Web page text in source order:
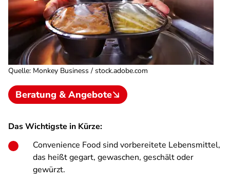
Quelle: Monkey Business / stock.adobe.com
Beratung & Angebote
Das Wichtigste in Kürze:
Convenience Food sind vorbereitete Lebensmittel,
das heißt gegart, gewaschen, geschält oder
gewürzt.